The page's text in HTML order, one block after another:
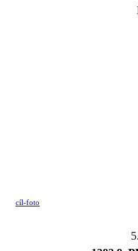
cíl-foto